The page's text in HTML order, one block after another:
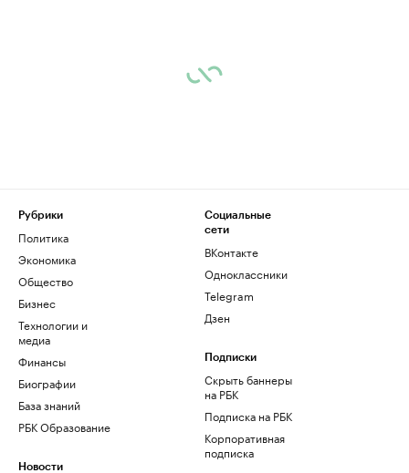
Рубрики
Политика
Экономика
Общество
Бизнес
Технологии и
медиа
Финансы
Биографии
База знаний
РБК Образование
Новости
Социальные
сети
ВКонтакте
Одноклассники
Telegram
Дзен
Подписки
Скрыть баннеры
на РБК
Подписка на РБК
Корпоративная
подписка